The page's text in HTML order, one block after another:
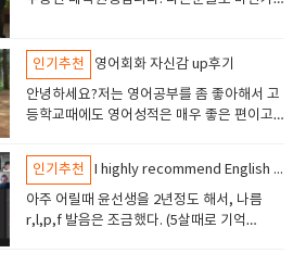
정적인 표현을 선생님과 자주 나누었습니
다 몇달이 지나서였는지는 모르겠지만 귀가
열리는것 같았어요.그러다가 저는 어느 순간
영어에 대한 자신감을 가질수 있을 뿐만 아니
벗어날 수 있겠다 라는 생각이 들었습니다 영
어를 시험을 치기 위한 평가 기준으로 쓰는것
이 아니고커뮤니케이션 위주의 수업을 계속
했어요시간이 지나면서 우리(선생님과 나)는
서 “나도 해볼 수 있을까?”라고 망설이고 계신
요. 저도 여전히 공부 중이지만, 아이에게 “영
어로도” 다정한 말을 건네는 연습을 하고 있
어요.어쩌면, 아이의 영어가 자라나는 만큼,
제 영어도 아이 덕분에 자라고 있는 것 같아
용도 부담스럽지 않고 좋습니다^^
기에서 확실히 느껴졌어요. 게다가 영어를 어
정쩡하게 아는 엄마가 티칭하는것 보다는 가
르치는 스킬이 있으신 선생님이 해주시니 확
실히 진도나가는것도 다르고 아이의 흥미도
수강을 중단했었거든요선생님 하시는것도 봐
왔고 제가 가르치는것도 할수 있겠다 싶어서
제가 집에서 지도를 했는데막상 해보니...에너
지가 엄청나게 들고 제대로 수업한다는게 생
로 말하면 자신의 서투른 부분, 이해할 수 없
수 없었던 실수도 목소리로 내보내 보면서, 실
수를 깨닫기 쉬워집니다.즉..말로 출력하면
서.. 익숙한 영문법이라도 실전에서 진짜 사용
할 수 있는지 없는지 시험할 수 있습니다. 그
해서 설명해주시고숙제를 내주시고 라이팅도
해오면 검토해 주셨습니다 제가 혼자서 독학
을 할수도 있겠지만.. 선생님이 계시는것도 참
좋은것 같습니다선생님과 친해진것도 즐겁
는 방식으로 수업도 해주시고, 친구랑 말하듯
이 계속 영어로 대화하니 영어 울렁증도 약간
고쳐진거 같다. 원래는 스피킹에서 어버버 하
다가 끝났으면 이젠 말할 껀덕지만 있으면 말
셔서 라이팅도 도움많아됐고. 선생님이 토플
모의고사도 준비해주셔서 도움 많이됐음. 필
리핀어학원에서 토플수업 많이 해봤다고
함. 영어에 대한자신감도 올라가고 영어 체
을 많이 가질려고 욕심을 내기 쉽다. 나도 처
음에 마음을 먹고 하루 2시간씩 꼭 공부해야
지~라고 계획을 잡았다.물론 결심하는것은 좋
은 일이지만, 생활 속에서 다른 일도 해야하는
매일매일 2시간을 확보하기 어려웠다. 그러다
가 공부를 하루 이틀 빠지게 되면.. 에라이 피
곤하다 공부고 뭐고 모르겠다 라면서~ 통째로
포기해 버릴 가능성이 높다. 영어는 무엇보
잘해주셔서 약간 들뜬 상태에서 공부를 했
하고 마친 기억이 있다. 수업은 교재를 위주
로 해서 예측이 가능하기에 예습도 가능하고
내일 무슨 말을 해야지 하면서 작문도 했다 잘
알아듣지 못하는 부분은 다시 물어보면 알아
업도 2분 정도 미리 준비하고 있는 모습이 나
도 좀 더 열심히 공부해야겠다는 생각을 고취
시켰다필리핀 선생님들은 게로 나태하고 약
마는 어릴때 부터 중국어,일본어,영어를 시키
비중이죠 ..또 호주나 캐나다에 이민가서 살려
고 하는 엄마도 있답니다이런 얘기를 들어보
면 우리 아이를 어떻게 키워야 할까 걱정이 앞
서네요 돈도 돈이지만 저는 국제학교나이민
ㅠ 중국어,일본어,영어를 어릴때부터 가르치
고 있다는 엄마한테어떻게 공부를 시켰는지
물어봤어요원래 어학연수를 시키려고 했는데
코로나 때문에 외국에보내기도 위험해서 온
경우는 대학원생이다 보니 특히 연구실에서
점점 영어를 많이 사용하게 되기도 했고기계
전공쪽 대학원 2학년이다보니 영어 논문을 읽
어야 하는 경우가 많습니다. 그리고 저는 기계
해외 매출 비율이 50%가 넘는 회사로 아시아
를 중심으로 해서많은 공장이 있는 회사입니
다.그러다보니 해외에서 일하게 될 경우도 고
려할 수 밖에 없어서꾸준히 대학원생활하면
인기추천
영어회화 자신감 up후기
안녕하세요?저는 영어공부를 좀 좋아해서 고
등학교때에도 영어성적은 매우 좋은 편이고
편이였습니다.TOEIC점수는 910점 정도.. ㅎ
ㅎ 단기연수 효과도 큰거 같아요^^ 고등학교
때에도 듣기시험에는 좀 약한 편이긴 했는데
막상 대학에 진학하니 영어 토론 수업에서 답
인기추천
I highly recommend English 700
아주 어릴때 윤선생을 2년정도 해서, 나름
r,l,p,f 발음은 조금했다. (5살때로 기억